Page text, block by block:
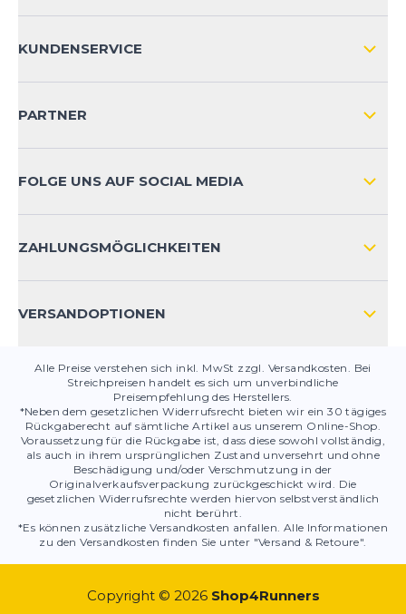
KUNDENSERVICE
KONTAKT
PRODUKTSICHERHEIT
PARTNER
FOLGE UNS AUF SOCIAL MEDIA
ZAHLUNGSMÖGLICHKEITEN
VERSANDOPTIONEN
Alle Preise verstehen sich inkl. MwSt zzgl. Versandkosten. Bei
Streichpreisen handelt es sich um unverbindliche
Preisempfehlung des Herstellers.
*Neben dem gesetzlichen Widerrufsrecht bieten wir ein 30 tägiges
Rückgaberecht auf sämtliche Artikel aus unserem Online-Shop.
Voraussetzung für die Rückgabe ist, dass diese sowohl vollständig,
als auch in ihrem ursprünglichen Zustand unversehrt und ohne
Beschädigung und/oder Verschmutzung in der
Originalverkaufsverpackung zurückgeschickt wird. Die
gesetzlichen Widerrufsrechte werden hiervon selbstverständlich
nicht berührt.
*Es können zusätzliche Versandkosten anfallen. Alle Informationen
zu den Versandkosten finden Sie unter "Versand & Retoure".
Copyright © 2026 Shop4Runners